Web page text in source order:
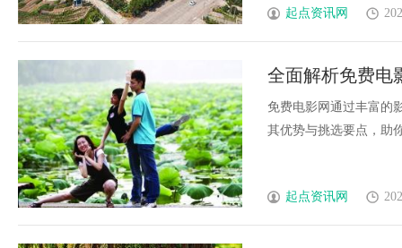
起点资讯网
全面解析免费电
体验
免费电影网通过丰富的
其优势与挑选要点，助
起点资讯网